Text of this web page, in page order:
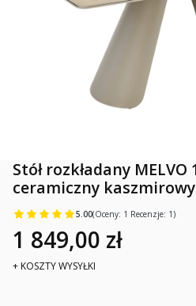
Stół rozkładany MELVO
ceramiczny kaszmirowy
5.00(Oceny: 1 Recenzje: 1)
1 849,00 zł
+ KOSZTY WYSYŁKI